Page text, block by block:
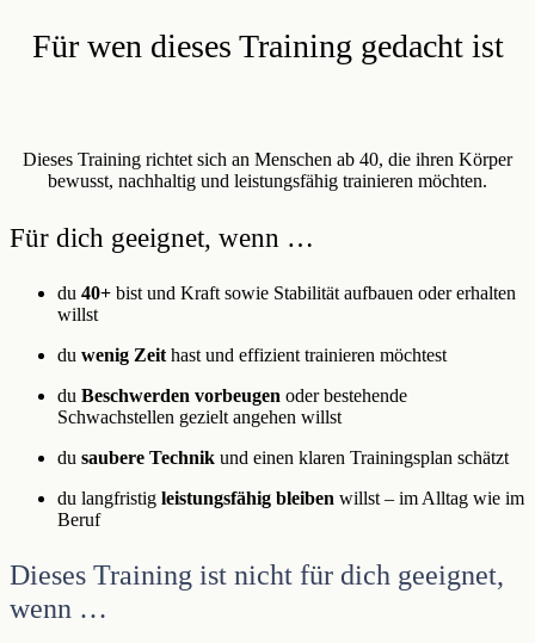
Für wen dieses Training gedacht ist
Dieses Training richtet sich an Menschen ab 40, die ihren Körper
bewusst, nachhaltig und leistungsfähig trainieren möchten.
Für dich geeignet, wenn …
du 40+ bist und Kraft sowie Stabilität aufbauen oder erhalten
willst
du wenig Zeit hast und effizient trainieren möchtest
du Beschwerden vorbeugen oder bestehende
Schwachstellen gezielt angehen willst
du saubere Technik und einen klaren Trainingsplan schätzt
du langfristig leistungsfähig bleiben willst – im Alltag wie im
Beruf
Dieses Training ist nicht für dich geeignet,
wenn …